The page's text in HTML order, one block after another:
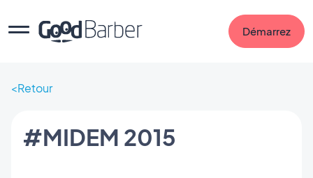
Démarrez
Retour
#MIDEM 2015